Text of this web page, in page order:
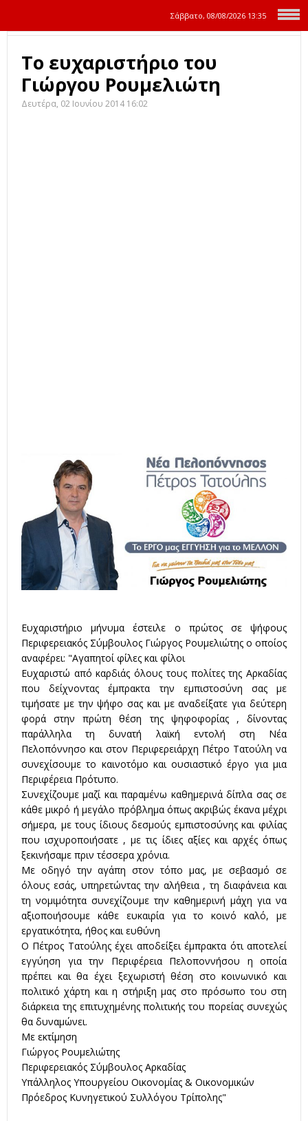
Σάββατο, 08/08/2026 13:35
Το ευχαριστήριο του
Γιώργου Ρουμελιώτη
Δευτέρα, 02 Ιουνίου 2014 16:02
Ευχαριστήριο μήνυμα έστειλε ο πρώτος σε ψήφους
Περιφερειακός Σύμβουλος Γιώργος Ρουμελιώτης ο οποίος
αναφέρει: "Αγαπητοί φίλες και φίλοι
Ευχαριστώ από καρδιάς όλους τους πολίτες της Αρκαδίας
που δείχνοντας έμπρακτα την εμπιστοσύνη σας με
τιμήσατε με την ψήφο σας και με αναδείξατε για δεύτερη
φορά στην πρώτη θέση της ψηφοφορίας , δίνοντας
παράλληλα τη δυνατή λαϊκή εντολή στη Νέα
Πελοπόννησο και στον Περιφερειάρχη Πέτρο Τατούλη να
συνεχίσουμε το καινοτόμο και ουσιαστικό έργο για μια
Περιφέρεια Πρότυπο.
Συνεχίζουμε μαζί και παραμένω καθημερινά δίπλα σας σε
κάθε μικρό ή μεγάλο πρόβλημα όπως ακριβώς έκανα μέχρι
σήμερα, με τους ίδιους δεσμούς εμπιστοσύνης και φιλίας
που ισχυροποιήσατε , με τις ίδιες αξίες και αρχές όπως
ξεκινήσαμε πριν τέσσερα χρόνια.
Με οδηγό την αγάπη στον τόπο μας, με σεβασμό σε
όλους εσάς, υπηρετώντας την αλήθεια , τη διαφάνεια και
τη νομιμότητα συνεχίζουμε την καθημερινή μάχη για να
αξιοποιήσουμε κάθε ευκαιρία για το κοινό καλό, με
εργατικότητα, ήθος και ευθύνη
Ο Πέτρος Τατούλης έχει αποδείξει έμπρακτα ότι αποτελεί
εγγύηση για την Περιφέρεια Πελοποννήσου η οποία
πρέπει και θα έχει ξεχωριστή θέση στο κοινωνικό και
πολιτικό χάρτη και η στήριξη μας στο πρόσωπο του στη
διάρκεια της επιτυχημένης πολιτικής του πορείας συνεχώς
θα δυναμώνει.
Με εκτίμηση
Γιώργος Ρουμελιώτης
Περιφερειακός Σύμβουλος Αρκαδίας
Υπάλληλος Υπουργείου Οικονομίας & Οικονομικών
Πρόεδρος Κυνηγετικού Συλλόγου Τρίπολης"